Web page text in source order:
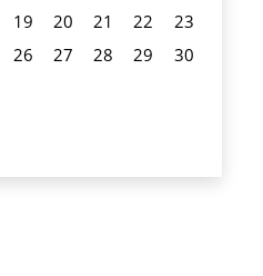
19 20 21 22
23
26 27 28 29
30